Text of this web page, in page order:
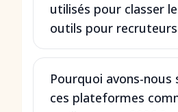
utilisés pour classer
outils pour
Pourquoi avons-nous
ces plateformes